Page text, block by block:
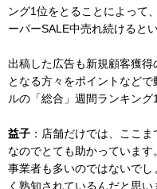
ング1位をとることによって
ーパーSALE中売れ続けると
出稿した広告も新規顧客獲
となる方々をポイントなど
ルの「総合」週間ランキング
益子 ：店舗だけでは、ここ
なのでとても助かっていま
事業者も多いのではないで
く熟知されているんだと思